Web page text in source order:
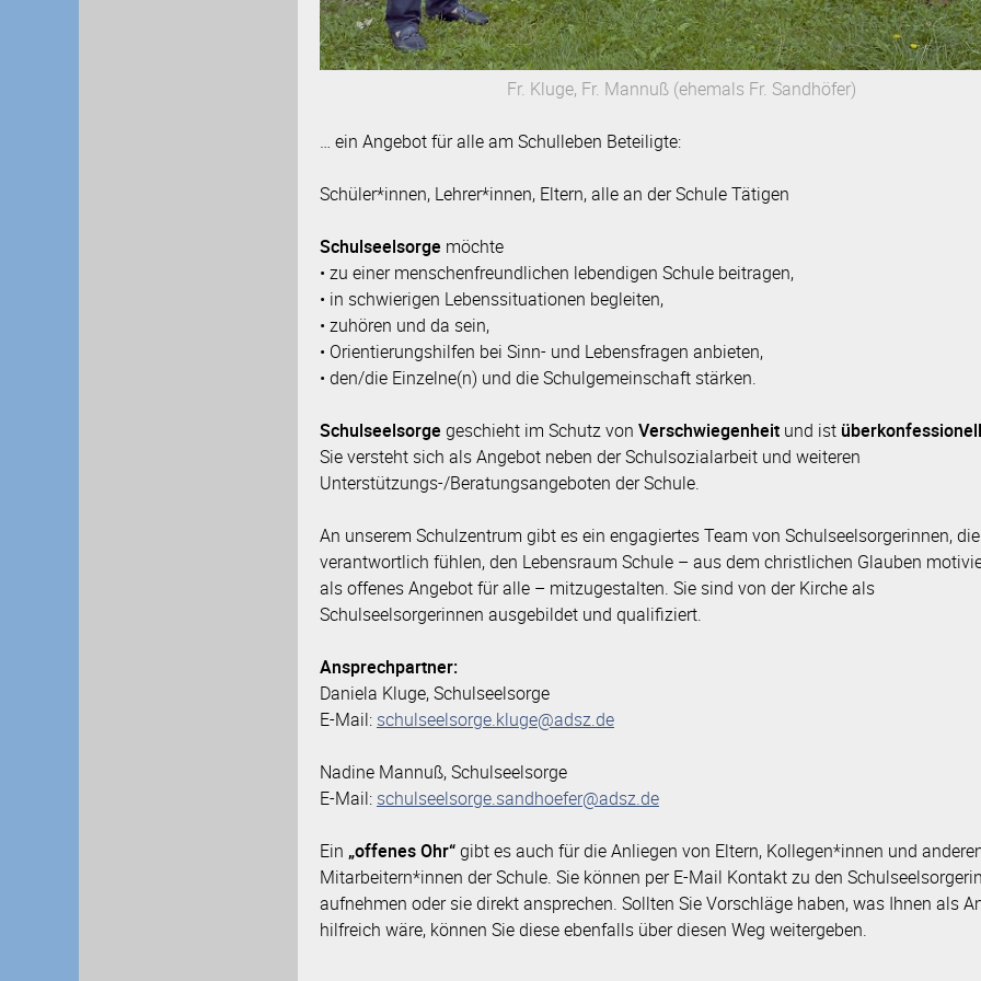
Fr. Kluge, Fr. Mannuß (ehemals Fr. Sandhöfer)
… ein Angebot für alle am Schulleben Beteiligte:
Schüler*innen, Lehrer*innen, Eltern, alle an der Schule Tätigen
Schulseelsorge möchte
• zu einer menschenfreundlichen lebendigen Schule beitragen,
• in schwierigen Lebenssituationen begleiten,
• zuhören und da sein,
• Orientierungshilfen bei Sinn- und Lebensfragen anbieten,
• den/die Einzelne(n) und die Schulgemeinschaft stärken.
Schulseelsorge geschieht im Schutz von Verschwiegenheit und ist überkonfessionell
Sie versteht sich als Angebot neben der Schulsozialarbeit und weiteren
Unterstützungs-/Beratungsangeboten der Schule.
An unserem Schulzentrum gibt es ein engagiertes Team von Schulseelsorgerinnen,
verantwortlich fühlen, den Lebensraum Schule – aus dem christlichen Glauben
als offenes Angebot für alle – mitzugestalten. Sie sind von der Kirche als
Schulseelsorgerinnen ausgebildet und qualifiziert.
Ansprechpartner:
Daniela Kluge, Schulseelsorge
E-Mail: schulseelsorge.kluge@adsz.de
Nadine Mannuß, Schulseelsorge
E-Mail: schulseelsorge.sandhoefer@adsz.de
Ein „offenes Ohr“gibt es auch für die Anliegen von Eltern, Kollegen*innen und
Mitarbeitern*innen der Schule. Sie können per E-Mail Kontakt zu den
aufnehmen oder sie direkt ansprechen. Sollten Sie Vorschläge haben, was Ihnen als
hilfreich wäre, können Sie diese ebenfalls über diesen Weg weitergeben.